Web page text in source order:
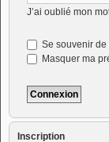
J’ai oublié mon
Se souvenir de
Masquer ma
Inscription